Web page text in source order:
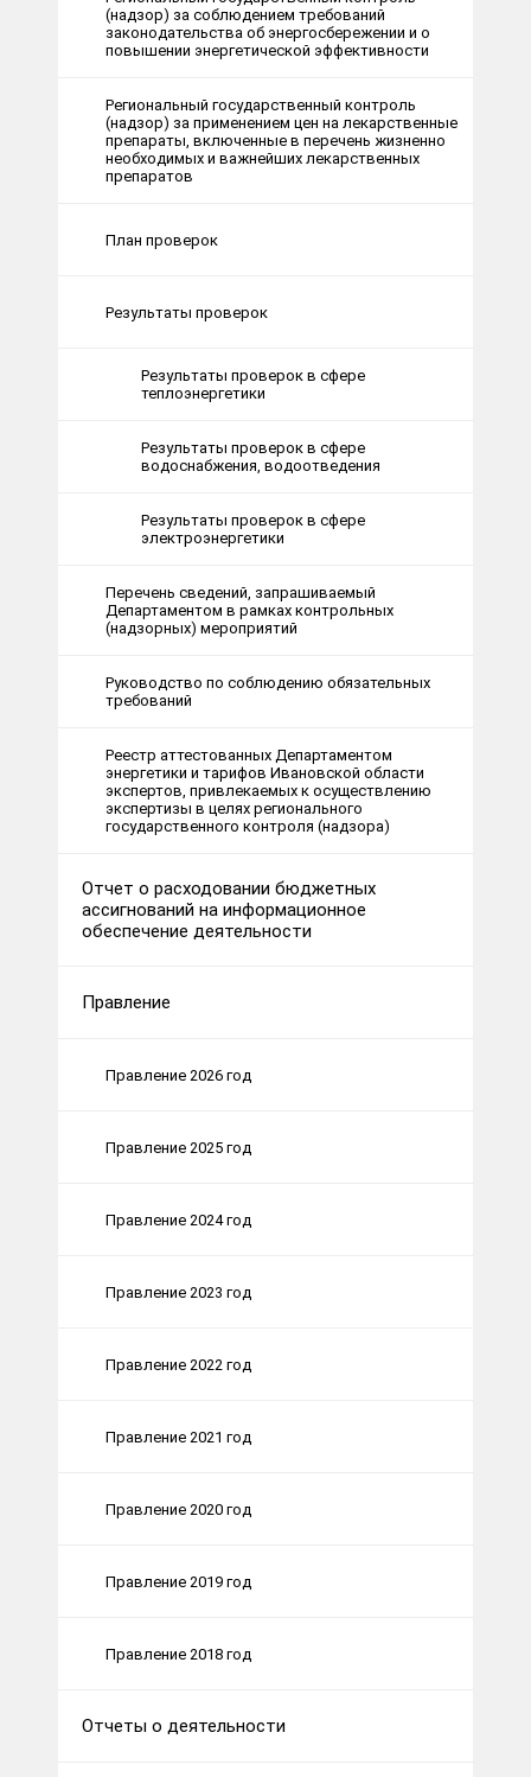
(надзор) за соблюдением требований
законодательства об энергосбережении и о
повышении энергетической эффективности
Региональный государственный контроль
(надзор) за применением цен на лекарственные
препараты, включенные в перечень жизненно
необходимых и важнейших лекарственных
препаратов
План проверок
Результаты проверок
Результаты проверок в сфере
теплоэнергетики
Результаты проверок в сфере
водоснабжения, водоотведения
Результаты проверок в сфере
электроэнергетики
Перечень сведений, запрашиваемый
Департаментом в рамках контрольных
(надзорных) мероприятий
Руководство по соблюдению обязательных
требований
Реестр аттестованных Департаментом
энергетики и тарифов Ивановской области
экспертов, привлекаемых к осуществлению
экспертизы в целях регионального
государственного контроля (надзора)
Отчет о расходовании бюджетных
ассигнований на информационное
обеспечение деятельности
Правление
Правление 2026 год
Правление 2025 год
Правление 2024 год
Правление 2023 год
Правление 2022 год
Правление 2021 год
Правление 2020 год
Правление 2019 год
Правление 2018 год
Отчеты о деятельности